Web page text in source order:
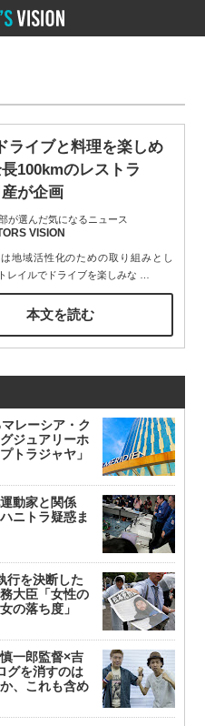
ライブと料理を楽しめ
100kmのレストラ
が企画
が選んだ気になるニュース
VISION
地域活性化のための取り組みとし
レイルでドライブを楽しみな
本文を読む
レーシア・ク
ジュアリーホ
トラジャヤ」
動家と関係
ニトラ疑惑ま
行を決断した
大臣「女性の
の落ち度」
一郎監督×吉
グを消すのは
、これも含め